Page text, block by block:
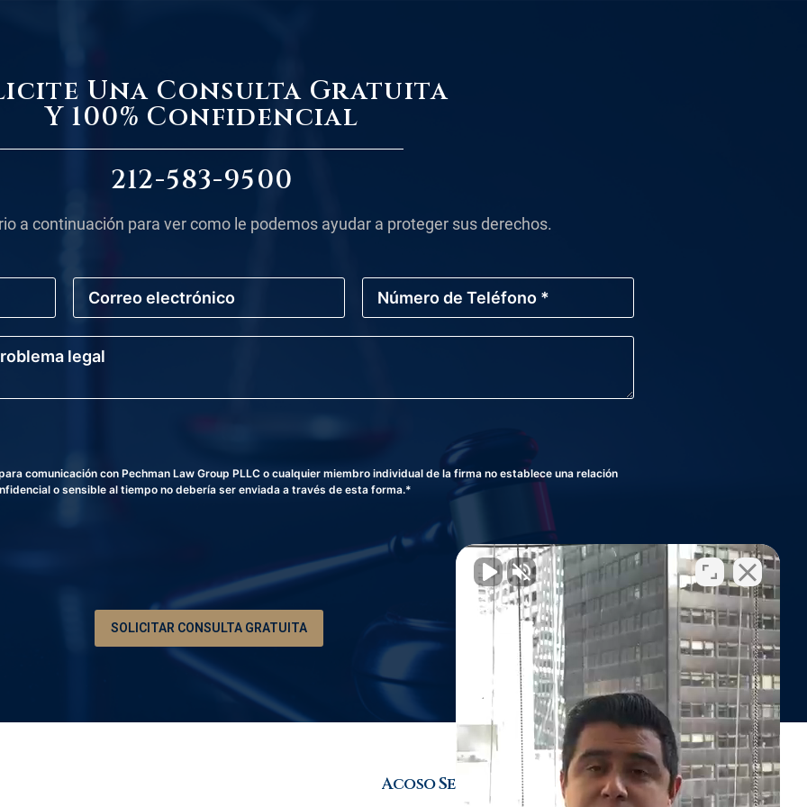
Una Consulta Gratuita
Y 100% Confidencial
212-583-9500
a continuación para ver como le podemos ayudar a proteger sus derechos.
C
r
r
e
o
l
ó
n
N
m
e
e
f
o
*
comunicación con Pechman Law Group PLLC o cualquier miembro individual de la firma no establece una relación
o sensible al tiempo no debería ser enviada a través de esta forma.*
SOLICITAR CONSULTA GRATUITA
Acoso Sexual